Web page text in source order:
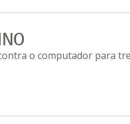
o computador para